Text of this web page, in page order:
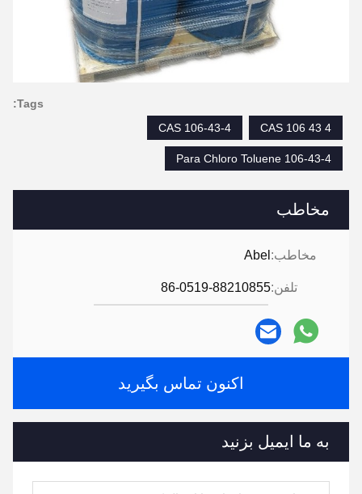
مخاطب
مخاطب: Abel
تلفن:86-0519-88210855
اکنون تماس بگیرید
به ما ایمیل بزنید
Tags:
CAS 106 43 4
CAS 106-43-4
106-43-4 Para Chloro Toluene